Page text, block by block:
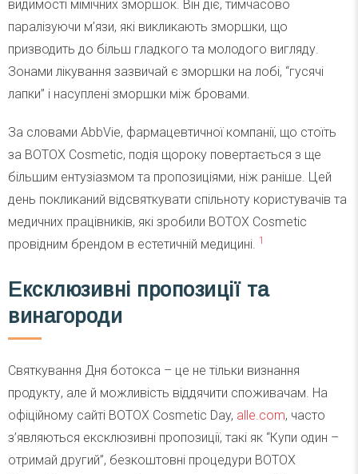
видимості мімічних зморшок. Він діє, тимчасово
паралізуючи м’язи, які викликають зморшки, що
призводить до більш гладкого та молодого вигляду.
Зонами лікування зазвичай є зморшки на лобі, “гусячі
лапки” і насуплені зморшки між бровами.
За словами AbbVie, фармацевтичної компанії, що стоїть
за BOTOX Cosmetic, подія щороку повертається з ще
більшим ентузіазмом та пропозиціями, ніж раніше. Цей
день покликаний відсвяткувати спільноту користувачів та
медичних працівників, які зробили BOTOX Cosmetic
провідним брендом в естетичній медицині. 1
Ексклюзивні пропозиції та
винагороди
Святкування Дня ботокса – це не тільки визнання
продукту, але й можливість віддячити споживачам. На
офіційному сайті BOTOX Cosmetic Day, alle.com, часто
з’являються ексклюзивні пропозиції, такі як “Купи один –
отримай другий”, безкоштовні процедури BOTOX